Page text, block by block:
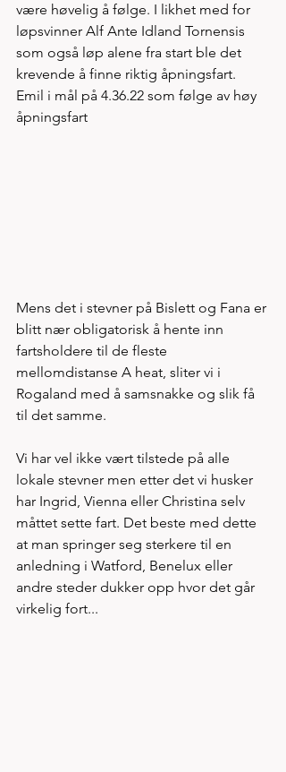
være høvelig å følge. I likhet med for
løpsvinner Alf Ante Idland Tornensis
som også løp alene fra start ble det
krevende å finne riktig åpningsfart.
Emil i mål på 4.36.22 som følge av høy
åpningsfart
Mens det i stevner på Bislett og Fana er
blitt nær obligatorisk å hente inn
fartsholdere til de fleste
mellomdistanse A heat, sliter vi i
Rogaland med å samsnakke og slik få
til det samme.
Vi har vel ikke vært tilstede på alle
lokale stevner men etter det vi husker
har Ingrid, Vienna eller Christina selv
måttet sette fart. Det beste med dette
at man springer seg sterkere til en
anledning i Watford, Benelux eller
andre steder dukker opp hvor det går
virkelig fort...